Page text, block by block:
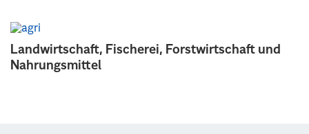
Landwirtschaft, Fischerei, Forstwirtschaft und
Nahrungsmittel